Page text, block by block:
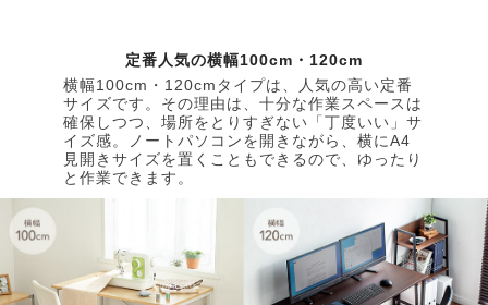
定番人気の横幅100cm・120cm
横幅100cm・120cmタイプは、人気の高い定番
サイズです。その理由は、十分な作業スペースは
確保しつつ、場所をとりすぎない「丁度いい」サ
イズ感。ノートパソコンを開きながら、横にA4
見開きサイズを置くこともできるので、ゆったり
と作業できます。